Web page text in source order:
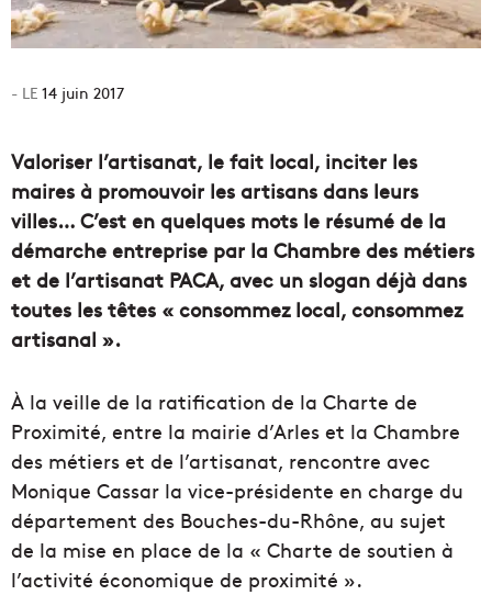
14 juin 2017
Valoriser l’artisanat, le fait local, inciter les
maires à promouvoir les artisans dans leurs
villes… C’est en quelques mots le résumé de la
démarche entreprise par la Chambre des métiers
et de l’artisanat PACA, avec un slogan déjà dans
toutes les têtes « consommez local, consommez
artisanal ».
À la veille de la ratification de la Charte de
Proximité, entre la mairie d’Arles et la Chambre
des métiers et de l’artisanat, rencontre avec
Monique Cassar la vice-présidente en charge du
département des Bouches-du-Rhône, au sujet
de la mise en place de la « Charte de soutien à
l’activité économique de proximité ».